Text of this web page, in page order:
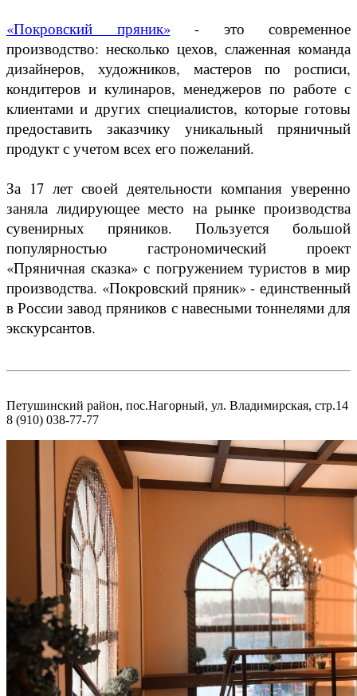
«Покровский пряник»- это современное
производство: несколько цехов, слаженная команда
дизайнеров, художников, мастеров по росписи,
кондитеров и кулинаров, менеджеров по работе с
клиентами и других специалистов, которые готовы
предоставить заказчику уникальный пряничный
продукт с учетом всех его пожеланий.
За 17 лет своей деятельности компания уверенно
заняла лидирующее место на рынке производства
сувенирных пряников. Пользуется большой
популярностью гастрономический проект
«Пряничная сказка» с погружением туристов в мир
производства. «Покровский пряник» - единственный
в России завод пряников с навесными тоннелями для
экскурсантов.
Петушинский район, пос.Нагорный, ул. Владимирская, стр.14
8 (910) 038-77-77